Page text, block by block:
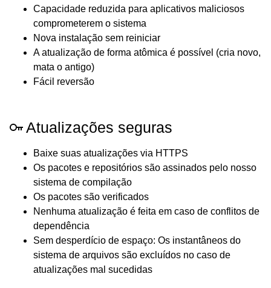
Capacidade reduzida para aplicativos maliciosos
comprometerem o sistema
Nova instalação sem reiniciar
A atualização de forma atômica é possível (cria novo,
mata o antigo)
Fácil reversão
Atualizações seguras
Baixe suas atualizações via HTTPS
Os pacotes e repositórios são assinados pelo nosso
sistema de compilação
Os pacotes são verificados
Nenhuma atualização é feita em caso de conflitos de
dependência
Sem desperdício de espaço: Os instantâneos do
sistema de arquivos são excluídos no caso de
atualizações mal sucedidas